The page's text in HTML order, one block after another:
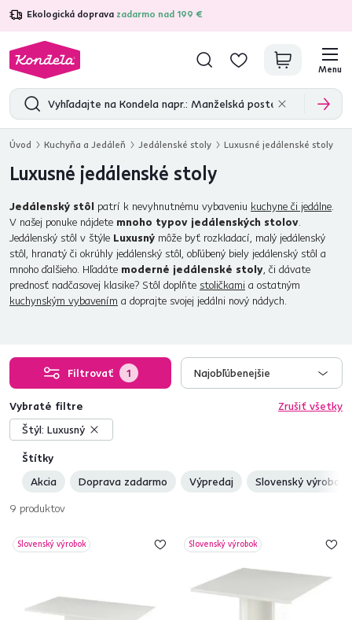
Ekologická doprava zadarmo nad 199 €
4,7 31 211overených produktových recenzií
Menu
Úvod Kuchyňa a Jedáleň Jedálenské stoly Luxusné jedálenské stoly
Luxusné jedálenské stoly
Jedálenský stôl patrí k nevyhnutnému vybaveniu kuchyne či jedálne.
V našej ponuke nájdete mnoho typov jedálenských stolov.
Jedálenský stôl v štýle Luxusný môže byť rozkladací, malý jedálenský
stôl, hranatý či okrúhly jedálenský stôl, obľúbený biely jedálenský stôl a
mnoho ďalšieho. Hľadáte moderné jedálenské stoly, či dávate
prednosť nadčasovej klasike? Stôl doplňte stoličkami a ostatným
kuchynským vybavením a doprajte svojej jedálni nový nádych.
Filtrovať 1 Najobľúbenejšie
Štítky
Akcia
Doprava zadarmo Výpredaj Slovenský výrobok
Vybraté filtre
Zrušiť všetky
Štýl: Luxusný
9 produktov
Slovenský výrobok Slovenský výrobok